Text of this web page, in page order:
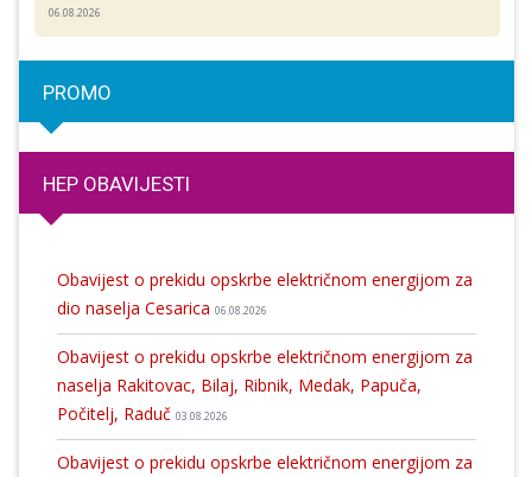
06.08.2026
PROMO
HEP OBAVIJESTI
Obavijest o prekidu opskrbe električnom energijom za
dio naselja Cesarica 06.08.2026
Obavijest o prekidu opskrbe električnom energijom za
naselja Rakitovac, Bilaj, Ribnik, Medak, Papuča,
Počitelj, Raduč 03.08.2026
Obavijest o prekidu opskrbe električnom energijom za